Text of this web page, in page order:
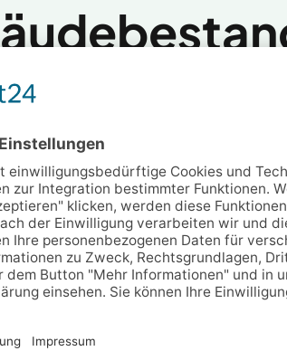
hat eigene
Niederung bis zur